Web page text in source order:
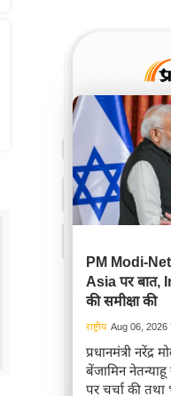
PM Modi-
Asia पर बात,
की समीक्षा की
राष्ट्रीय Aug 06, 2026
प्रधानमंत्री
बेंजामिन नेतन्याहू
पर चर्चा की